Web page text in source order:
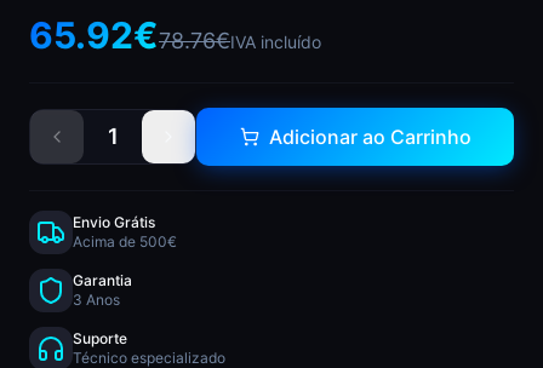
65.92€78.76€IVA incluído
1 Adicionar ao Carrinho
Envio Grátis
Acima de 500€
Garantia
3 Anos
Suporte
Técnico especializado